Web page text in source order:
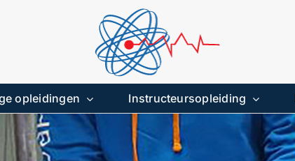
opleidingen Instructeursopleiding